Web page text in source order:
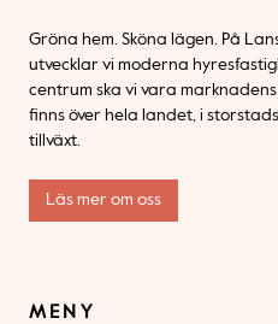
Gröna hem. Sköna lägen. På
utvecklar vi moderna
centrum ska vi vara
finns över hela landet, i
tillväxt.
Läs mer om oss
MENY